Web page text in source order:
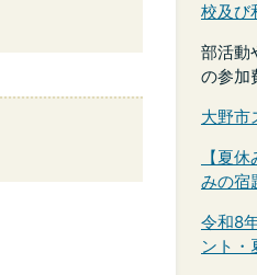
校及び
部活動
の参加
大野市
【夏
みの宿
令和8
ント